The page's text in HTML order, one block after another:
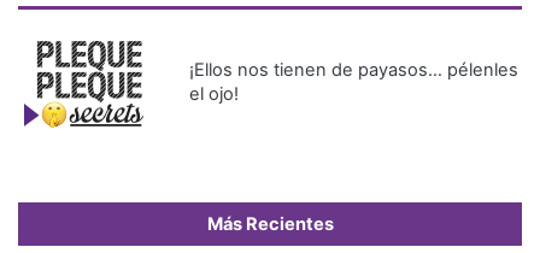
¡Ellos nos tienen de payasos… pélenles
el ojo!
Más Recientes